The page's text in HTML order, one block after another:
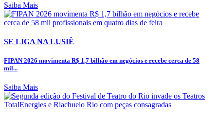
Saiba Mais
SE LIGA NA LUSIÊ
FIPAN 2026 movimenta R$ 1,7 bilhão em negócios e recebe cerca de 58
mil...
Saiba Mais